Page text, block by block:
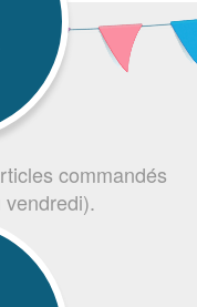
commandés